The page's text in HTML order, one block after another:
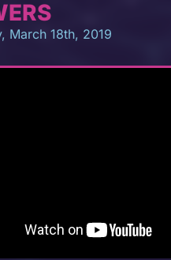
March 18th, 2019